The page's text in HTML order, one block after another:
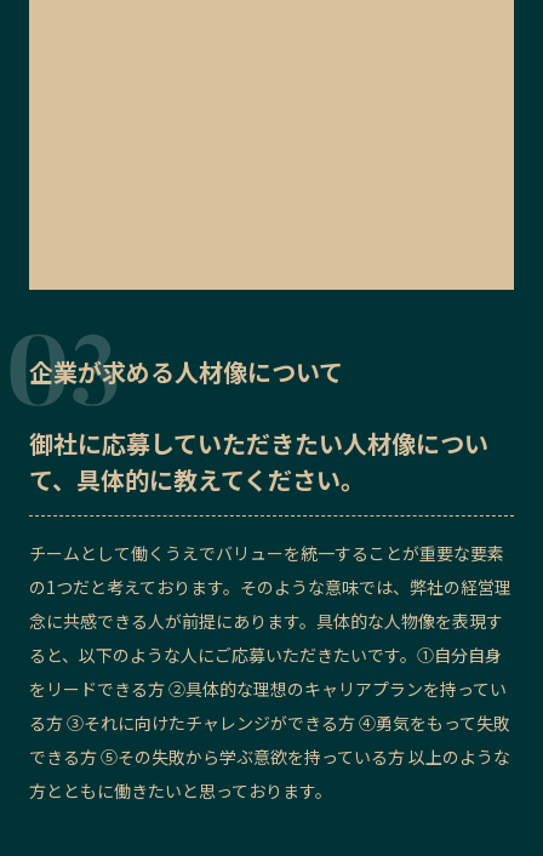
企業が求める人材像について
御社に応募していただきたい人材像につい
て、具体的に教えてください。
チームとして働くうえでバリューを統一することが重要な要素
の1つだと考えております。そのような意味では、弊社の経営理
念に共感できる人が前提にあります。具体的な人物像を表現す
ると、以下のような人にご応募いただきたいです。①自分自身
をリードできる方 ②具体的な理想のキャリアプランを持ってい
る方 ③それに向けたチャレンジができる方 ④勇気をもって失敗
できる方 ⑤その失敗から学ぶ意欲を持っている方 以上のような
方とともに働きたいと思っております。